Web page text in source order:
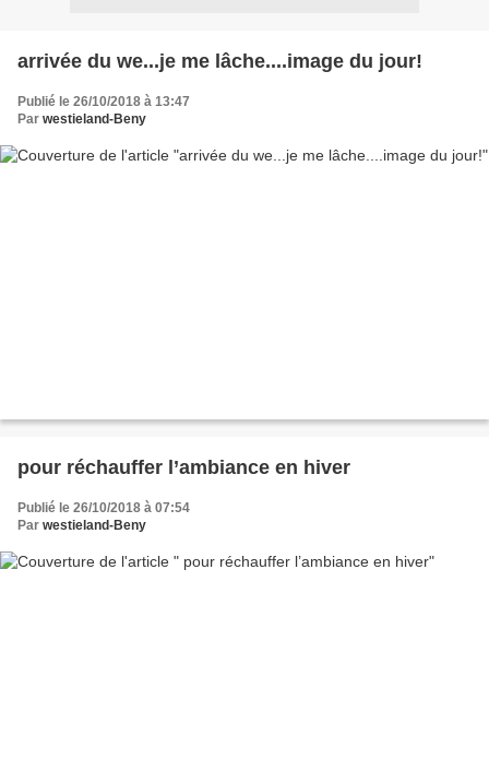
arrivée du we...je me lâche....image du jour!
Publié le 26/10/2018 à 13:47
Par westieland-Beny
pour réchauffer l’ambiance en hiver
Publié le 26/10/2018 à 07:54
Par westieland-Beny